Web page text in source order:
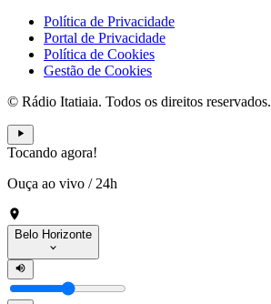
Política de Privacidade
Portal de Privacidade
Política de Cookies
Gestão de Cookies
© Rádio Itatiaia. Todos os direitos reservados.
Tocando agora!
Ouça ao vivo / 24h
Belo Horizonte